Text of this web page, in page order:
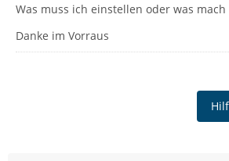
Was muss ich einstellen oder was mach
Danke im Vorraus